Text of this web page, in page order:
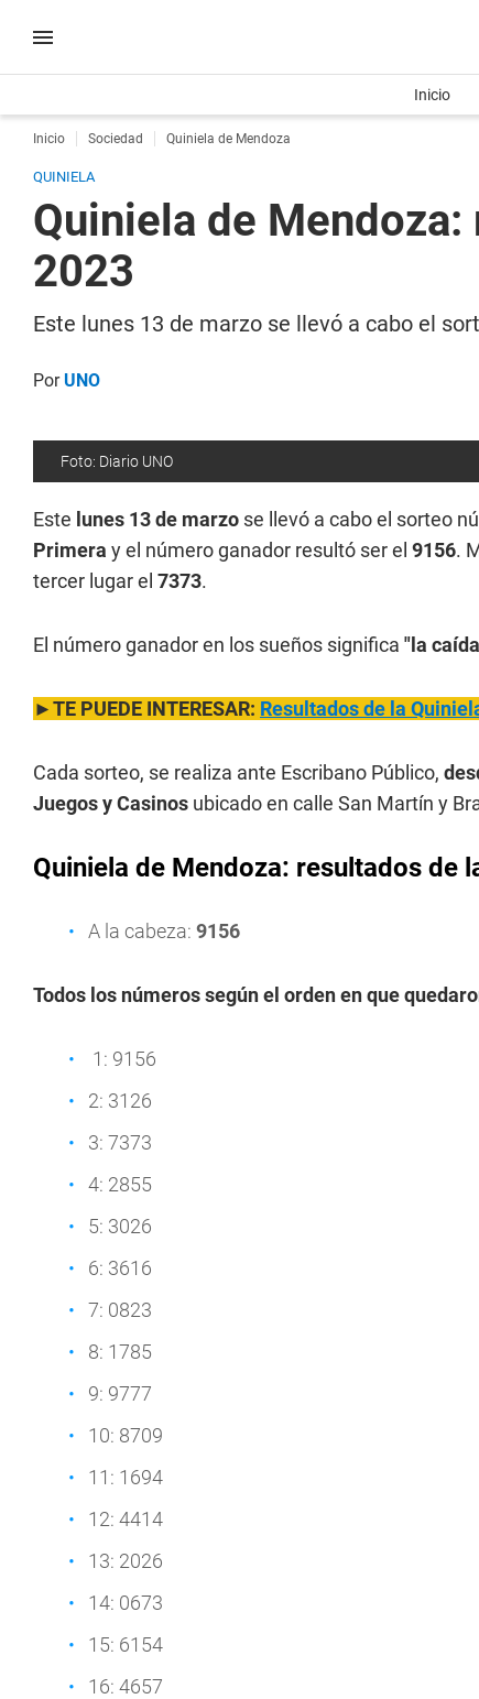
Inicio
Inicio Sociedad Quiniela de Mendoza
QUINIELA
Quiniela de
2023
Este lunes 13 de marzo se llevó a cabo el
PorUNO
Foto: Diario UNO
Este lunes 13 de marzo se llevó a cabo el sorteo
Primera y el número ganador resultó ser el 9156.
tercer lugar el 7373.
El número ganador en los sueños significa "la
►TE PUEDE INTERESAR: Resultados de la
Cada sorteo, se realiza ante Escribano Público,
Juegos y Casinos ubicado en calle San Martín y
Quiniela de Mendoza: resultados de l
A la cabeza: 9156
Todos los números según el orden en que
1: 9156
2: 3126
3: 7373
4: 2855
5: 3026
6: 3616
7: 0823
8: 1785
9: 9777
10: 8709
11: 1694
12: 4414
13: 2026
14: 0673
15: 6154
16: 4657